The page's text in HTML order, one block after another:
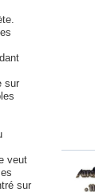
sur
veut
sur